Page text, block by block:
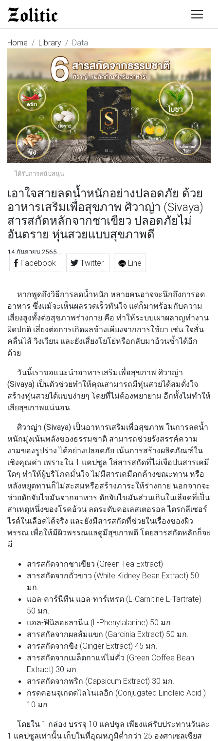
Home Library Data
ได้รับการสนับสนุน
เอาใจสายลดน้ำหนักอย่างปลอดภัย ด้วย
อาหารเสริมเพื่อสุขภาพ ศิวาญ่า (Sivaya)
สารสกัดหลักจากชาเขียว ปลอดภัยไม่
อันตราย หุ่นสวยแบบสุขภาพดี
14 กันยายน 2565
Facebook Twitter Line
หากพูดถึงวิธีการลดน้ำหนัก หลายคนอาจจะนึกถึงการอด
อาหาร ซึ่งแม้จะเห็นผลรวดเร็วทันใจ แต่ก็มาพร้อมกับความ
เสี่ยงสูงทั้งต่อสุขภาพร่างกาย คือ ทำให้ระบบเผาผลาญทำงาน
ผิดปกติ เสี่ยงต่อการเกิดผลข้างเคียงจากการใช้ยา เช่น ใจสั่น
คลื่นไส้ วิงเวียน และยังเสี่ยงโยโย่หรือกลับมาอ้วนซ้ำได้อีก
ด้วย
วันนี้เราขอแนะนำอาหารเสริมเพื่อสุขภาพ ศิวาญ่า
(Sivaya) เป็นตัวช่วยทำให้คุณสามารถมีหุ่นสวยได้สมดั่งใจ
สร้างหุ่นสวยได้แบบง่ายๆ โดยที่ไม่ต้องพยายาม อีกทั้งไม่ทำให้
เสียสุขภาพแน่นอน
ศิวาญ่า (Sivaya) เป็นอาหารเสริมเพื่อสุขภาพ ในการลดน้ำ
หนักมุ่งเน้นพลังของธรรมชาติ สามารถช่วยรังสรรค์ความ
งามของรูปร่าง ได้อย่างปลอดภัย เน้นการสร้างผลิตภัณฑ์ใน
เชิงคุณค่า เพราะใน 1 แคปซูล ใส่สารสกัดที่ไม่เจือปนสารเคมี
ใดๆ ทำให้ผู้บริโภคมั่นใจ ไม่มีสารเคมีตกค้างขณะทาน หรือ
หลังหยุดทานก็ไม่สะสมหรือสร้างภาระให้ร่างกาย นอกจากจะ
ช่วยดักจับไขมันจากอาหาร ดักจับไขมันส่วนเกินในเลือดที่เป็น
สาเหตุหนึ่งของโรคอ้วน ลดระดับคอเลสเตอรอล ไตรกลีเซอร์
ไรด์ในเลือดได้จริง และยังมีสารสกัดที่ช่วยในเรื่องของผิว
พรรณ เพื่อให้มีผิวพรรณแลดูมีสุขภาพดี โดยสารสกัดหลักก็จะ
มี
สารสกัดจากชาเขียว (Green Tea Extract)
สารสกัดจากถั่วขาว (White Kidney Bean Extract) 50
มก.
แอล-คาร์นีทีน แอล-ทาร์เทรต (L-Carnitine L-Tartrate)
50 มก.
แอล-ฟินิลอะลานีน (L-Phenylalanine) 50 มก.
สารสกัลจากผลส้มแขก (Garcinia Extract) 50 มก.
สารสกัดจากขิง (Ginger Extract) 45 มก.
สารสกัดจากเมล็ดกาแฟไม่คั่ว (Green Coffee Bean
Extract) 30 มก.
สารสกัดจากพริก (Capsicum Extract) 30 มก.
กรดคอนจุเกตดไลโนเลอิก (Conjugated Linoleic Acid )
10 มก.
โดยใน 1 กล่อง บรรจุ 10 แคปซูล เพียงแค่รับประทานวันละ
1 แคปซูลเท่านั้น เก็บในที่อุณหภูมิต่ำกว่า 25 องศาเซลเซียส